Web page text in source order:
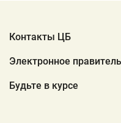
Контакты ЦБ
Электронное
Будьте в курсе